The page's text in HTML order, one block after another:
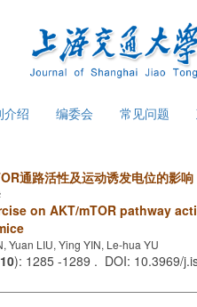
介绍 编委会 常见问题
通路活性及运动诱发电位的影响
on AKT/mTOR pathway
Yuan LIU, Ying YIN, Le-hua YU
10): 1285 -1289 . DOI: 10.3969/